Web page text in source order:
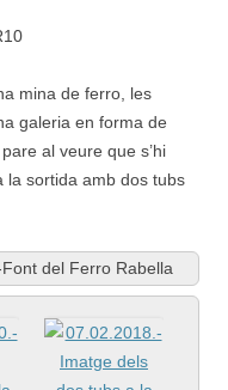
mina de ferro, les
galeria en forma de
al veure que s’hi
la sortida amb dos tubs
del Ferro Rabella